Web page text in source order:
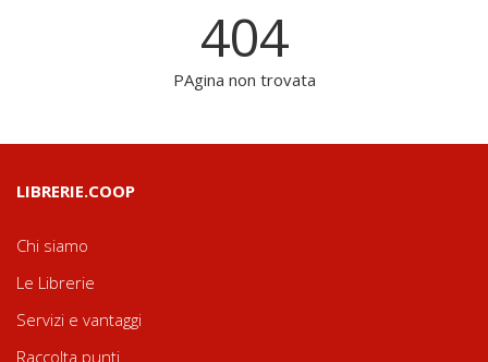
404
PAgina non trovata
LIBRERIE.COOP
Chi siamo
Le Librerie
Servizi e vantaggi
Raccolta punti